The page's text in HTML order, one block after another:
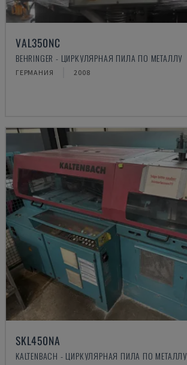
VAL350NC
BEHRINGER - ЦИРКУЛЯРНАЯ ПИЛА ПО МЕТАЛЛУ
ГЕРМАНИЯ 2008
SKL450NA
KALTENBACH - ЦИРКУЛЯРНАЯ ПИЛА ПО МЕТАЛЛУ